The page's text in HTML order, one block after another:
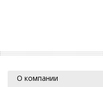
О компании